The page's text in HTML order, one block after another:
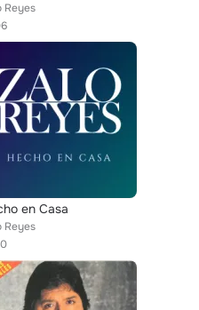
Reyes
en Casa
Reyes